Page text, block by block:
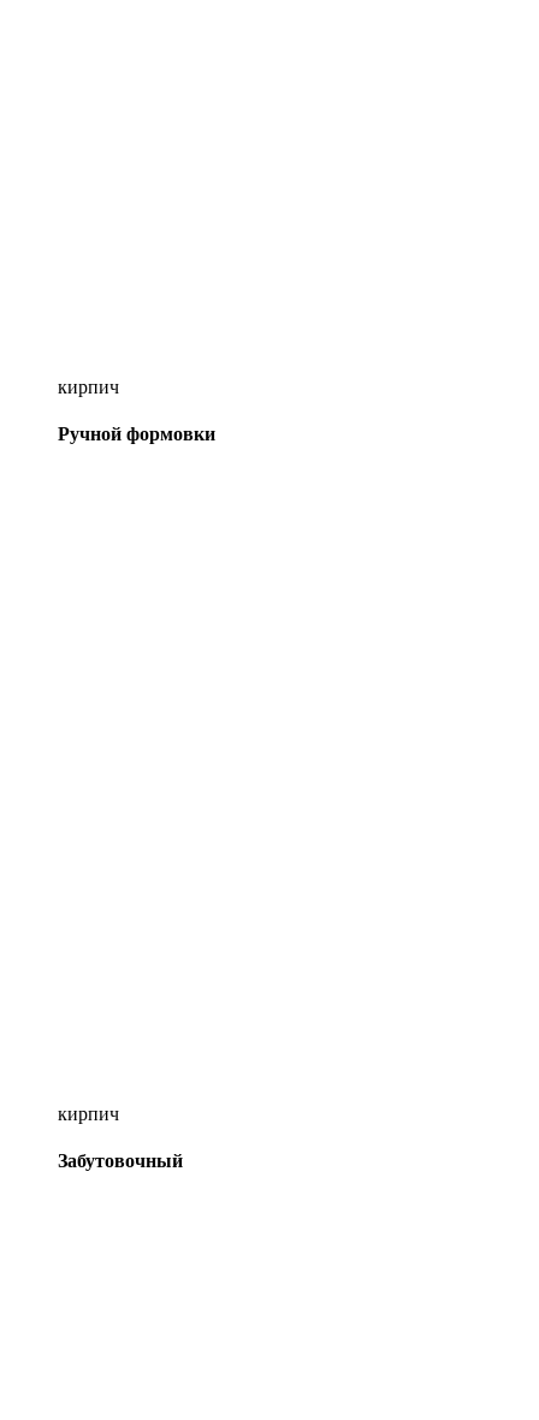
кирпич
Ручной формовки
кирпич
Забутовочный